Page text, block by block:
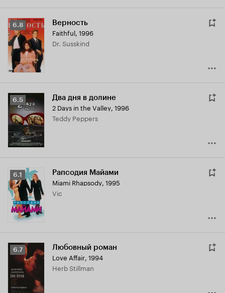
Рейтинг
Кинопоиска
6.8
6.8 Верность
Faithful, 1996
Dr. Susskind
Рейтинг
Кинопоиска
6.5
6.5 Два дня в долине
2 Days in the Valley, 1996
Teddy Peppers
Рейтинг
Кинопоиска
6.1
6.1 Рапсодия Майами
Miami Rhapsody, 1995
Vic
Рейтинг
Кинопоиска
6.7
6.7 Любовный роман
Love Affair, 1994
Herb Stillman